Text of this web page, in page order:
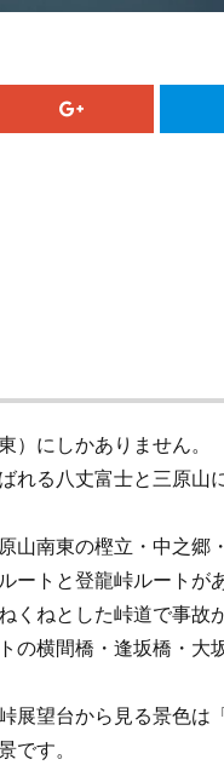
）にしかありません。
れる八丈富士と三原山
南東の樫立・中之郷
ートと登龍峠ルートが
くねとした峠道で事故
の横間橋・逢坂橋・大
展望台から見る景色は
です。